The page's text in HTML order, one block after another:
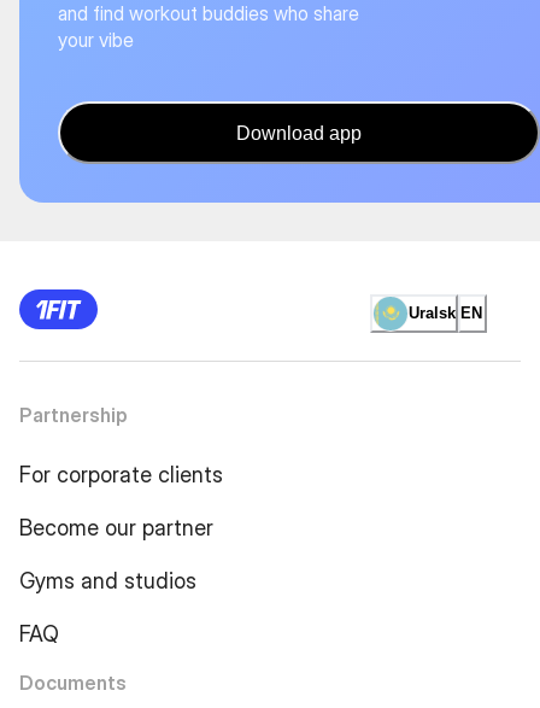
and find workout buddies who share
your vibe
Download app
Uralsk EN
Partnership
For corporate clients
Become our partner
Gyms and studios
FAQ
Documents